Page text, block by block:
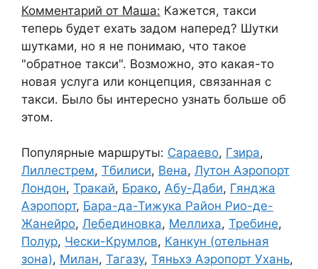
Комментарий от Маша: Кажется, такси
теперь будет ехать задом наперед? Шутки
шутками, но я не понимаю, что такое
"обратное такси". Возможно, это какая-то
новая услуга или концепция, связанная с
такси. Было бы интересно узнать больше об
этом.
Популярные маршруты: Сараево, Гзира,
Лиллестрем, Тбилиси, Вена, Лутон Аэропорт
Лондон, Тракай, Брако, Абу-Даби, Гянджа
Аэропорт, Бара-да-Тижука Район Рио-де-
Жанейро, Лебединовка, Меллиха, Требине,
Полур, Чески-Крумлов, Канкун (отельная
зона), Милан, Тагазу, Тяньхэ Аэропорт Ухань,